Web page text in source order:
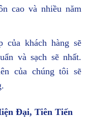
cao và nhiều năm
của khách hàng sẽ
và sạch sẽ nhất.
của chúng tôi sẽ
Đại, Tiên Tiến